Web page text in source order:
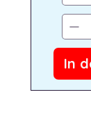
In